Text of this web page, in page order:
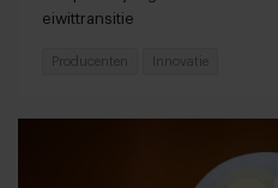
eiwittransitie
Producenten Innovatie